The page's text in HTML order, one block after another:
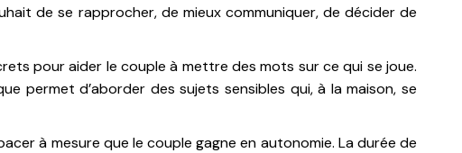
de se rapprocher, de mieux communiquer, de décider de
pour aider le couple à mettre des mots sur ce qui se joue.
permet d’aborder des sujets sensibles qui, à la maison, se
à mesure que le couple gagne en autonomie. La durée de